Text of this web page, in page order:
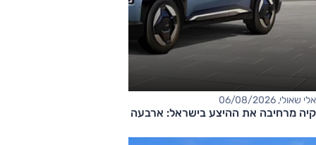
אלי שאולי, 06/08/2026
קיה מרחיבה את ההיצע בישראל: ארבעה דגמים חדשים בדרך